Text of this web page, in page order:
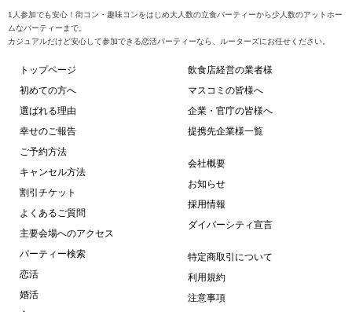
1人参加でも安心！街コン・趣味コンをはじめ大人数の立食パーティーから少人数のアットホー
ムなパーティーまで。
カジュアルだけど安心して参加できる恋活パーティーなら、ルーターズにお任せください。
トップページ
初めての方へ
選ばれる理由
幸せのご報告
ご予約方法
キャンセル方法
割引チケット
よくあるご質問
主要会場へのアクセス
パーティー検索
恋活
婚活
飲食店経営の業者様
マスコミの皆様へ
企業・官庁の皆様へ
提携先企業様一覧
会社概要
お知らせ
採用情報
ダイバーシティ宣言
特定商取引について
利用規約
注意事項